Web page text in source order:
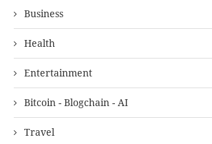
Business
Health
Entertainment
Bitcoin - Blogchain - AI
Travel